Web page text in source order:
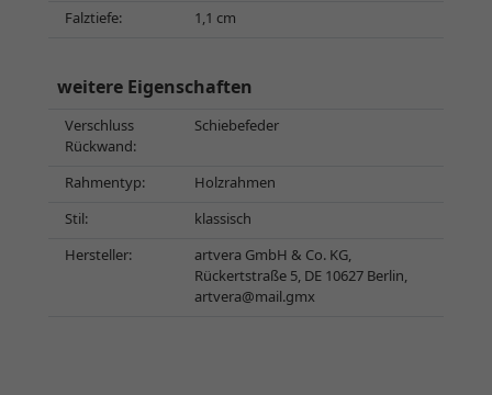
Falztiefe:
1,1 cm
weitere Eigenschaften
Verschluss
Rückwand:
Schiebefeder
Rahmentyp:
Holzrahmen
Stil:
klassisch
Hersteller:
artvera GmbH & Co. KG,
Rückertstraße 5, DE 10627 Berlin,
artvera@mail.gmx